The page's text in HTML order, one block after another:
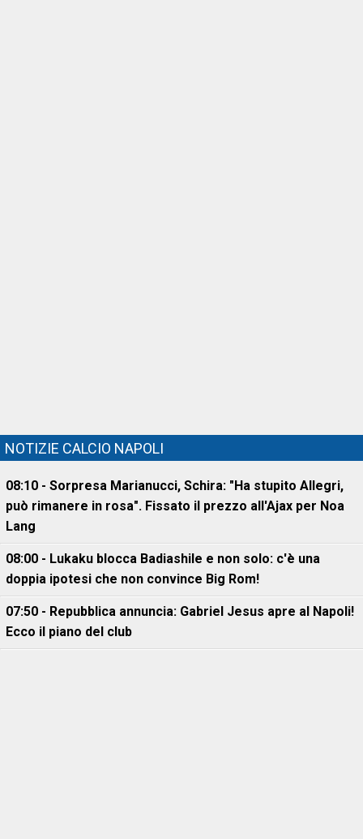
NOTIZIE CALCIO NAPOLI
08:10 - Sorpresa Marianucci, Schira: "Ha stupito Allegri,
può rimanere in rosa". Fissato il prezzo all'Ajax per Noa
Lang
08:00 - Lukaku blocca Badiashile e non solo: c'è una
doppia ipotesi che non convince Big Rom!
07:50 - Repubblica annuncia: Gabriel Jesus apre al Napoli!
Ecco il piano del club